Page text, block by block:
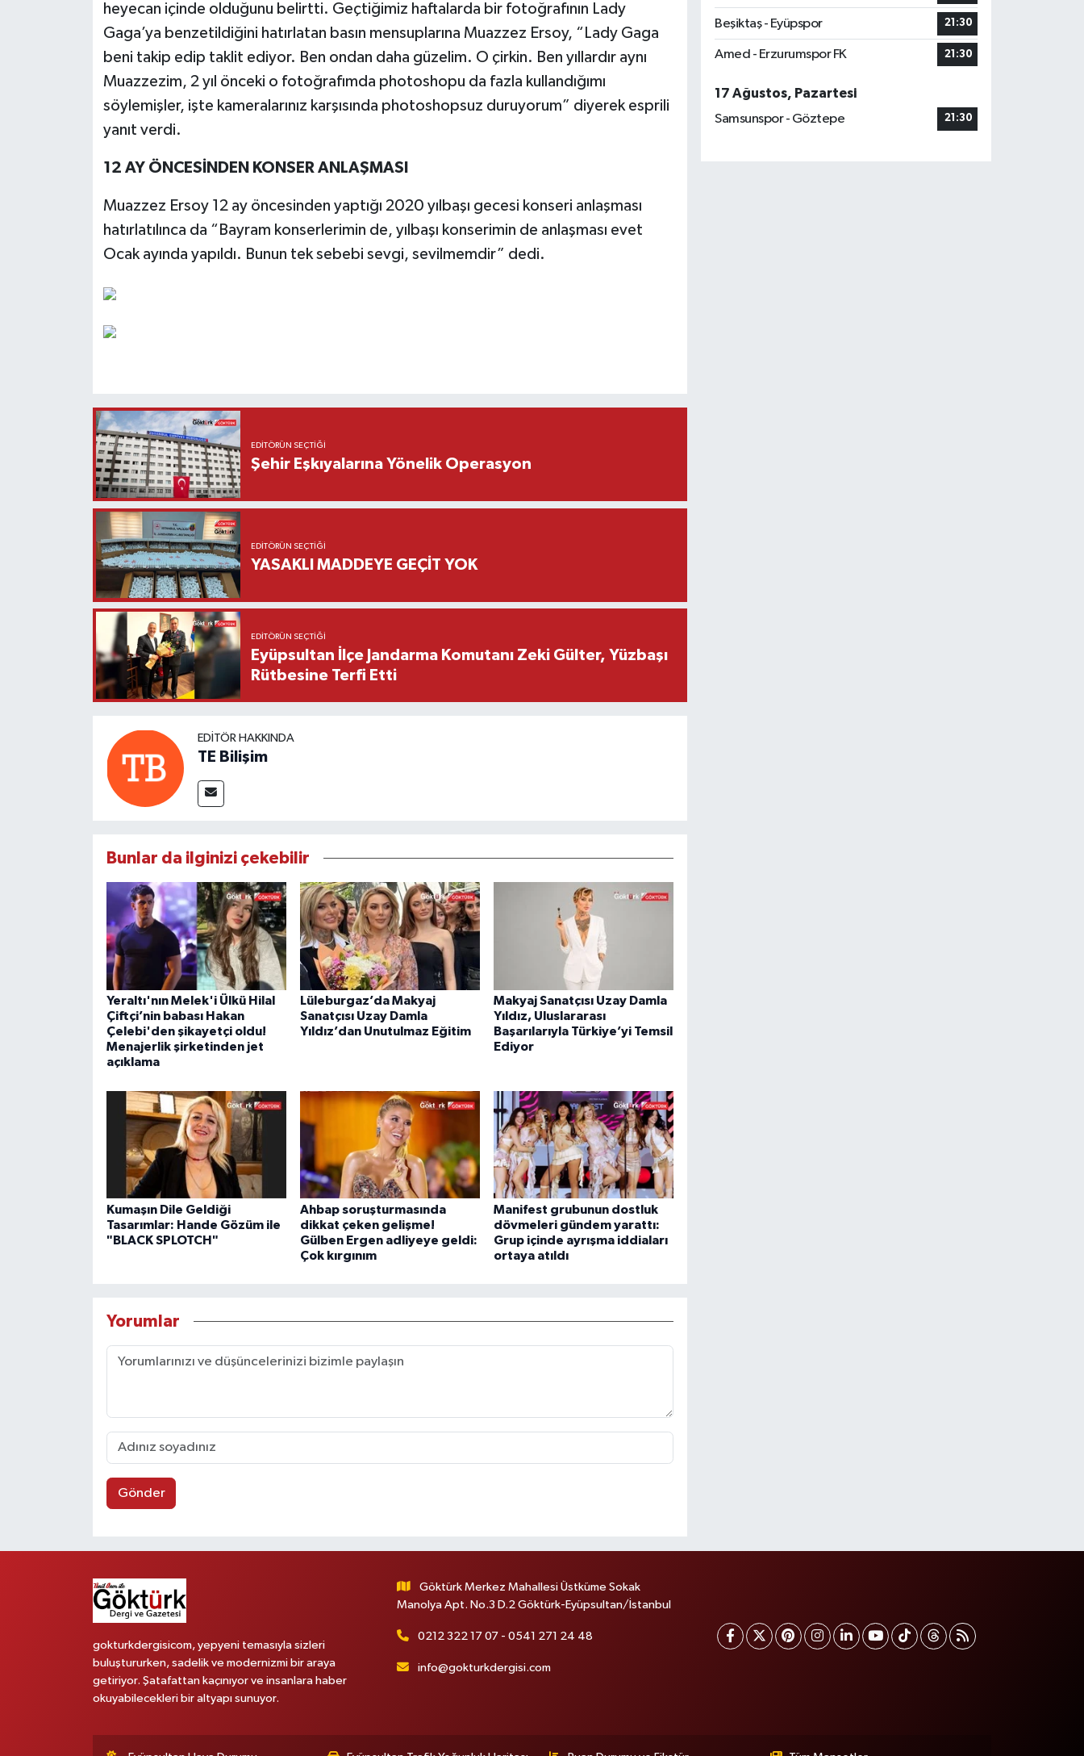
heyecan içinde olduğunu belirtti. Geçtiğimiz haftalarda bir fotoğrafının Lady
Gaga’ya benzetildiğini hatırlatan basın mensuplarına Muazzez Ersoy, “Lady Gaga
beni takip edip taklit ediyor. Ben ondan daha güzelim. O çirkin. Ben yıllardır aynı
Muazzezim, 2 yıl önceki o fotoğrafımda photoshopu da fazla kullandığımı
söylemişler, işte kameralarınız karşısında photoshopsuz duruyorum” diyerek esprili
yanıt verdi.
12 AY ÖNCESİNDEN KONSER ANLAŞMASI
Muazzez Ersoy 12 ay öncesinden yaptığı 2020 yılbaşı gecesi konseri anlaşması
hatırlatılınca da “Bayram konserlerimin de, yılbaşı konserimin de anlaşması evet
Ocak ayında yapıldı. Bunun tek sebebi sevgi, sevilmemdir” dedi.
EDITÖRÜN SEÇTIĞI
Şehir Eşkıyalarına Yönelik Operasyon
EDITÖRÜN SEÇTIĞI
YASAKLI MADDEYE GEÇİT YOK
EDITÖRÜN SEÇTIĞI
Eyüpsultan İlçe Jandarma Komutanı Zeki Gülter, Yüzbaşı
Rütbesine Terfi Etti
EDITÖR HAKKINDA
TE Bilişim
Bunlar da ilginizi çekebilir
Yeraltı'nın Melek'i Ülkü Hilal
Çiftçi’nin babası Hakan
Çelebi'den şikayetçi oldu!
Menajerlik şirketinden jet
açıklama
Lüleburgaz’da Makyaj
Sanatçısı Uzay Damla
Yıldız’dan Unutulmaz Eğitim
Makyaj Sanatçısı Uzay Damla
Yıldız, Uluslararası
Başarılarıyla Türkiye’yi Temsil
Ediyor
Kumaşın Dile Geldiği
Tasarımlar: Hande Gözüm ile
"BLACK SPLOTCH"
Ahbap soruşturmasında
dikkat çeken gelişme!
Gülben Ergen adliyeye geldi:
Çok kırgınım
Manifest grubunun dostluk
dövmeleri gündem yarattı:
Grup içinde ayrışma iddiaları
ortaya atıldı
Yorumlar
Gönder
Beşiktaş - Eyüpspor 21:30
Amed - Erzurumspor FK 21:30
17 Ağustos, Pazartesi
Samsunspor - Göztepe
21:30
gokturkdergisicom, yepyeni temasıyla sizleri
buluştururken, sadelik ve modernizmi bir araya
getiriyor. Şatafattan kaçınıyor ve insanlara haber
okuyabilecekleri bir altyapı sunuyor.
Göktürk Merkez Mahallesi Üstküme Sokak
Manolya Apt. No.3 D.2 Göktürk-Eyüpsultan/İstanbul
0212 322 17 07 - 0541 271 24 48
info@gokturkdergisi.com